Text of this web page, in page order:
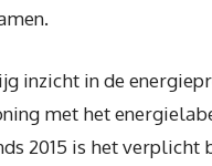
inzicht in de
met het
2015 is het verplicht